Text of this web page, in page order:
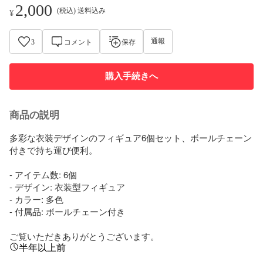
¥2,000 (税込) 送料込み
3 コメント 保存 通報
購入手続きへ
商品の説明
多彩な衣装デザインのフィギュア6個セット、ボールチェーン
付きで持ち運び便利。
- アイテム数: 6個
- デザイン: 衣装型フィギュア
- カラー: 多色
- 付属品: ボールチェーン付き
ご覧いただきありがとうございます。
半年以上前